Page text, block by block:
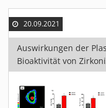
KONZEPTE
IMPLAPREP
DOWNLOADS
ANWENDUNGEN
20.09.2021
Auswirkungen der
Bioaktivität von